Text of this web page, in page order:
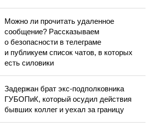
Можно ли прочитать удаленное
сообщение? Рассказываем
о безопасности в телеграме
и публикуем список чатов, в которых
есть силовики
Задержан брат экс-подполковника
ГУБОПиК, который осудил действия
бывших коллег и уехал за границу